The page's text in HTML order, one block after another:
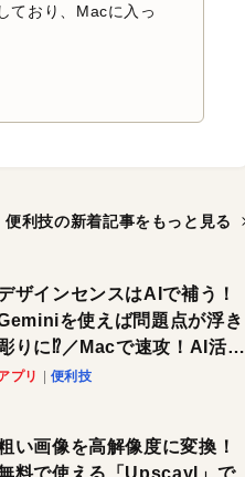
ており、Macに入っ
便利技の新着記事をもっと見る
ザインセンスはAIで補う！
を使えば問題点が浮き
りに⁉︎／Macで速攻！AI活用
ク
プリ 便利技
い画像を高解像度に変換！
料で使える「Upscayl」で